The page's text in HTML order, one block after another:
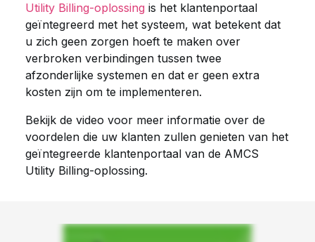
Utility Billing-oplossing is het klantenportaal
geïntegreerd met het systeem, wat betekent dat
u zich geen zorgen hoeft te maken over
verbroken verbindingen tussen twee
afzonderlijke systemen en dat er geen extra
kosten zijn om te implementeren.
Bekijk de video voor meer informatie over de
voordelen die uw klanten zullen genieten van het
geïntegreerde klantenportaal van de AMCS
Utility Billing-oplossing.